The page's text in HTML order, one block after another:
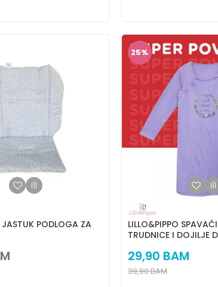
JASTUK PODLOGA ZA
25%
LILLO&PIPPO
TRUDNICE I DOJILJE
29,90 BAM
39,90BAM